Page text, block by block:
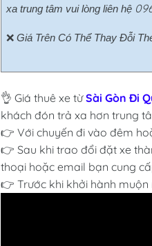
xa trung tâm vui lòng liên hệ
❌ Giá Trên Có Thể Thay Đỗi
👌 Giá thuê xe từSài Gòn Đi
khách đón trả xa hơn trung
👉 Với chuyến đi vào đêm
👉 Sau khi trao đổi đặt xe
thoại hoặc email bạn cung
👉 Trước khi khởi hành muộn